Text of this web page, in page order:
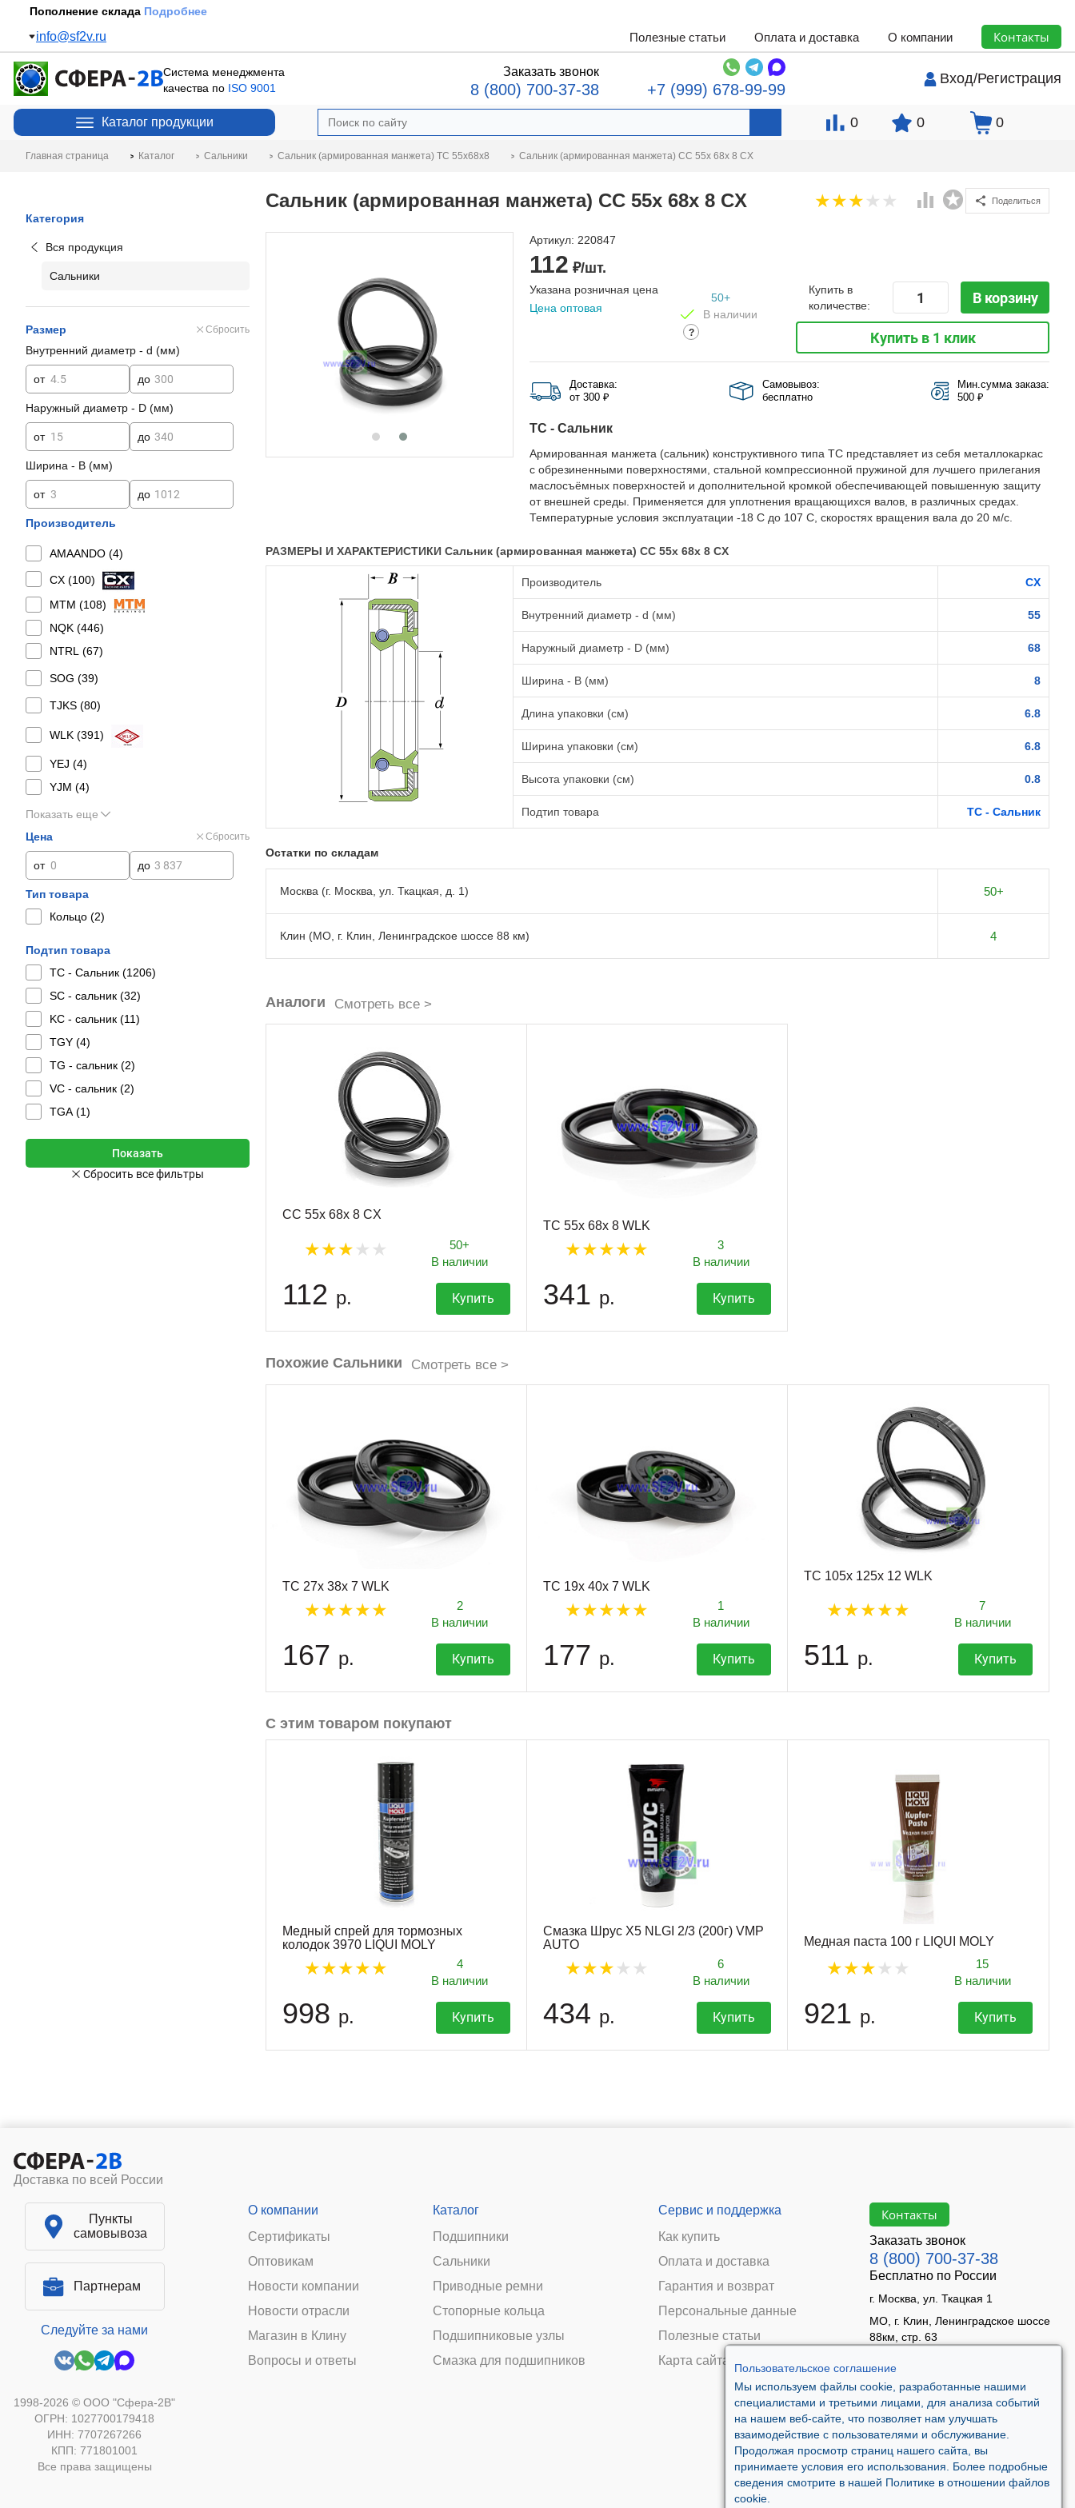
Пользовательское соглашение
Мы используем файлы cookie, разработанные нашими
специалистами и третьими лицами, для анализа событий
на нашем веб-сайте, что позволяет нам улучшать
взаимодействие с пользователями и обслуживание.
Продолжая просмотр страниц нашего сайта, вы
принимаете условия его использования. Более подробные
сведения смотрите в нашей Политике в отношении файлов
cookie.
Пополнение склада Подробнее
info@sf2v.ru Полезные статьи Оплата и доставка О компании Контакты
Система менеджмента
качества по ISO 9001
Заказать звонок
8 (800) 700-37-38 +7 (999) 678-99-99
Вход/Регистрация
Каталог продукции 0 0 0
Главная страница Каталог Сальники Сальник (армированная манжета) TC 55x68x8 Сальник (армированная манжета) CC 55x 68x 8 CX
Категория
Вся продукция
Сальники
Размер Сбросить
Внутренний диаметр - d (мм)
от до
Наружный диаметр - D (мм)
от до
Ширина - B (мм)
от до
Производитель
AMAANDO (4)
CX (100)
MTM (108)
NQK (446)
NTRL (67)
SOG (39)
TJKS (80)
WLK (391)
YEJ (4)
YJM (4)
Показать еще
Цена
Сбросить
от до
Тип товара
Кольцо (2)
Подтип товара
TC - Сальник (1206)
SC - сальник (32)
KC - сальник (11)
TGY (4)
TG - сальник (2)
VC - сальник (2)
TGA (1)
Сальник (армированная манжета) CC 55x 68x 8 CX Поделиться
Артикул: 220847
112 ₽/шт.
Указана розничная цена
Цена оптовая
50+
В наличии
?
Купить в
количестве:
В корзину
Купить в 1 клик
Доставка:
от 300 ₽
Самовывоз:
бесплатно
Мин.сумма заказа:
500 ₽
TC - Сальник
Армированная манжета (сальник) конструктивного типа TC представляет из себя металлокаркас
с обрезиненными поверхностями, стальной компрессионной пружиной для лучшего прилегания
маслосъёмных поверхностей и дополнительной кромкой обеспечивающей повышенную защиту
от внешней среды. Применяется для уплотнения вращающихся валов, в различных средах.
Температурные условия эксплуатации -18 С до 107 С, скоростях вращения вала до 20 м/с.
РАЗМЕРЫ И ХАРАКТЕРИСТИКИ Сальник (армированная манжета) CC 55x 68x 8 CX
Производитель CX
Внутренний диаметр - d (мм) 55
Наружный диаметр - D (мм) 68
Ширина - B (мм) 8
Длина упаковки (см) 6.8
Ширина упаковки (см) 6.8
Высота упаковки (см) 0.8
Подтип товара TC - Сальник
Остатки по складам
Москва (г. Москва, ул. Ткацкая, д. 1) 50+
Клин (МО, г. Клин, Ленинградское шоссе 88 км) 4
Аналоги Смотреть все >
CC 55x 68x 8 CX
50+
В наличии
112 р. Купить
TC 55x 68x 8 WLK
3
В наличии
341 р. Купить
Похожие Сальники Смотреть все >
TC 27x 38x 7 WLK
2
В наличии
167 р. Купить
TC 19x 40x 7 WLK
1
В наличии
177 р. Купить
TC 105x 125x 12 WLK
7
В наличии
511 р. Купить
С этим товаром покупают
Медный спрей для тормозных
колодок 3970 LIQUI MOLY
4
В наличии
998 р. Купить
Смазка Шрус X5 NLGI 2/3 (200г) VMP
AUTO
6
В наличии
434 р. Купить
Медная паста 100 г LIQUI MOLY
15
В наличии
921 р. Купить
Доставка по всей России
Пункты
самовывоза
Партнерам
Следуйте за нами
1998-2026 © ООО "Сфера-2В"
ОГРН: 1027700179418
ИНН: 7707267266
КПП: 771801001
Все права защищены
О компании
Сертификаты
Оптовикам
Новости компании
Новости отрасли
Магазин в Клину
Вопросы и ответы
Каталог
Подшипники
Сальники
Приводные ремни
Стопорные кольца
Подшипниковые узлы
Смазка для подшипников
Сервис и поддержка
Как купить
Оплата и доставка
Гарантия и возврат
Персональные данные
Полезные статьи
Карта сайта
Контакты
Заказать звонок
8 (800) 700-37-38
Бесплатно по России
г. Москва, ул. Ткацкая 1
МО, г. Клин, Ленинградское шоссе
88км, стр. 63
Сб 10:00 - 14:00
Вс - выходной